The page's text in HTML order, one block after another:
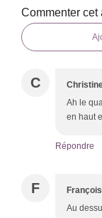
Commenter cet
C
Ah le
en haut
Répondre
F
Au